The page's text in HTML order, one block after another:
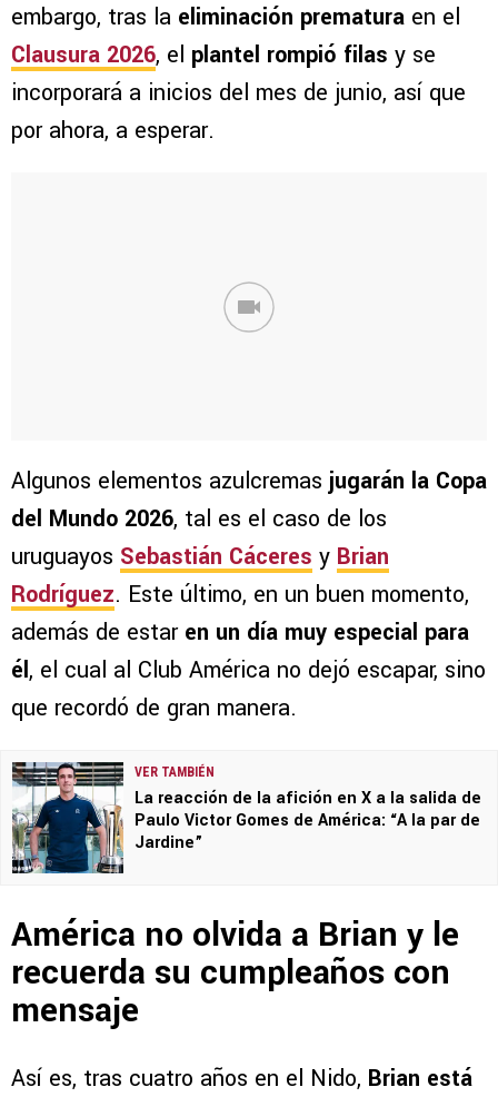
embargo, tras la eliminación prematura en el
Clausura 2026, el plantel rompió filas y se
incorporará a inicios del mes de junio, así que
por ahora, a esperar.
Algunos elementos azulcremas jugarán la Copa
del Mundo 2026, tal es el caso de los
uruguayos Sebastián Cáceres y Brian
Rodríguez. Este último, en un buen momento,
además de estar en un día muy especial para
él, el cual al Club América no dejó escapar, sino
que recordó de gran manera.
VER TAMBIÉN
La reacción de la afición en X a la salida de
Paulo Victor Gomes de América: “A la par de
Jardine”
América no olvida a Brian y le
recuerda su cumpleaños con
mensaje
Así es, tras cuatro años en el Nido, Brian está